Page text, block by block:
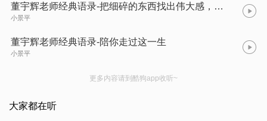
董宇辉老师经典语录-把细碎的东西找出伟大感，把平淡的东西找出浪漫感。
小景平
董宇辉老师经典语录-陪你走过这一生
小景平
更多内容请到酷狗app收听~
大家都在听